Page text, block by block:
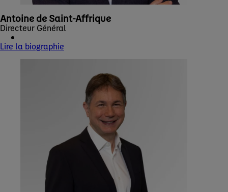
Antoine de Saint-Affrique
Directeur Général
Lire la biographie